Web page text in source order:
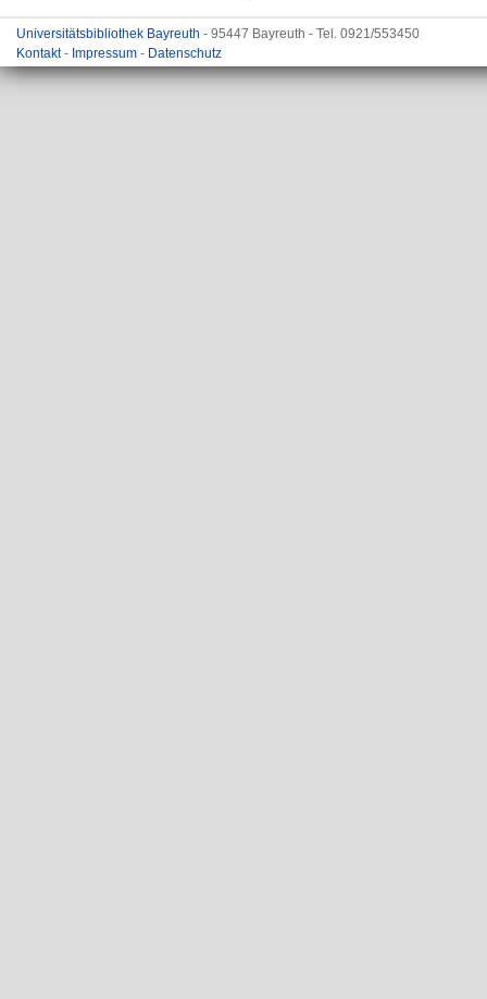
Universitätsbibliothek Bayreuth - 95447 Bayreuth - Tel. 0921/553450
Kontakt- Impressum - Datenschutz